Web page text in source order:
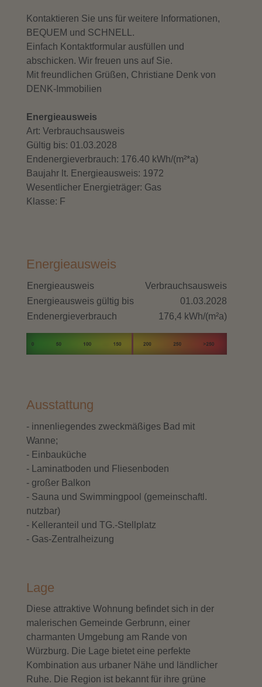
Kontaktieren Sie uns für weitere Informationen,
BEQUEM und SCHNELL.
Einfach Kontaktformular ausfüllen und
abschicken. Wir freuen uns auf Sie.
Mit freundlichen Grüßen, Christiane Denk von
DENK-Immobilien
Energieausweis
Art: Verbrauchsausweis
Gültig bis: 01.03.2028
Endenergieverbrauch: 176.40 kWh/(m²*a)
Baujahr lt. Energieausweis: 1972
Wesentlicher Energieträger: Gas
Klasse: F
Energieausweis
Energieausweis
Verbrauchsausweis
Energieausweis gültig bis
01.03.2028
Endenergieverbrauch
176,4 kWh/(m²a)
Ausstattung
- innenliegendes zweckmäßiges Bad mit
Wanne;
- Einbauküche
- Laminatboden und Fliesenboden
- großer Balkon
- Sauna und Swimmingpool (gemeinschaftl.
nutzbar)
- Kelleranteil und TG.-Stellplatz
- Gas-Zentralheizung
Lage
Diese attraktive Wohnung befindet sich in der
malerischen Gemeinde Gerbrunn, einer
charmanten Umgebung am Rande von
Würzburg. Die Lage bietet eine perfekte
Kombination aus urbaner Nähe und ländlicher
Ruhe. Die Region ist bekannt für ihre grüne